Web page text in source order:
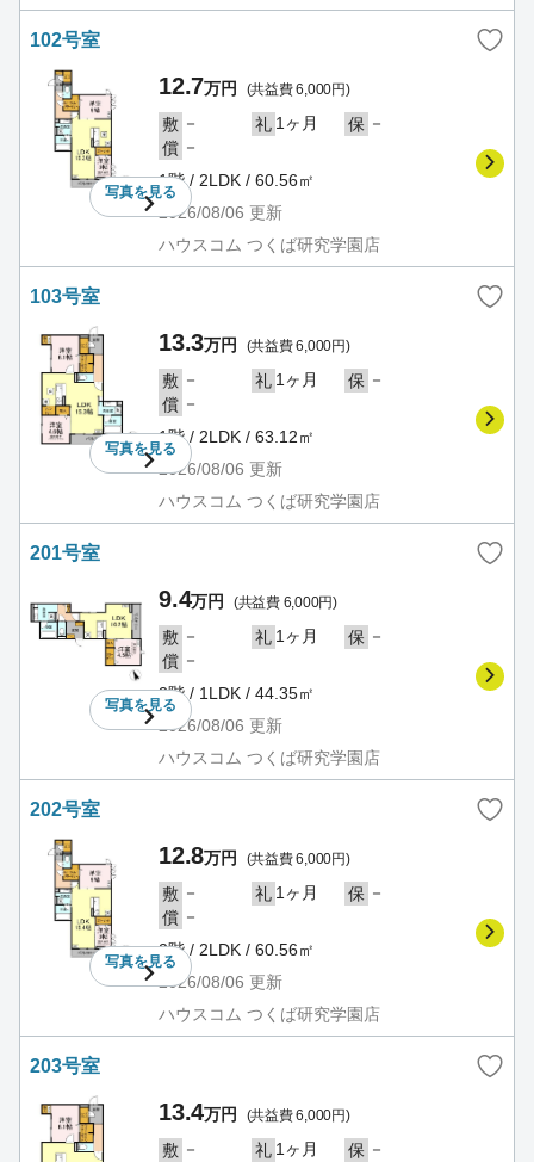
102号室
写真を見る
12.7万円 (共益費 6,000円)
敷 － 礼 1ヶ月 保 －
償 －
1階 / 2LDK / 60.56㎡
2026/08/06 更新
ハウスコム つくば研究学園店
103号室
写真を見る
13.3万円 (共益費 6,000円)
敷 － 礼 1ヶ月 保 －
償 －
1階 / 2LDK / 63.12㎡
2026/08/06 更新
ハウスコム つくば研究学園店
201号室
写真を見る
9.4万円 (共益費 6,000円)
敷 － 礼 1ヶ月 保 －
償 －
2階 / 1LDK / 44.35㎡
2026/08/06 更新
ハウスコム つくば研究学園店
202号室
写真を見る
12.8万円 (共益費 6,000円)
敷 － 礼 1ヶ月 保 －
償 －
2階 / 2LDK / 60.56㎡
2026/08/06 更新
ハウスコム つくば研究学園店
203号室
13.4万円 (共益費 6,000円)
敷 － 礼 1ヶ月 保 －